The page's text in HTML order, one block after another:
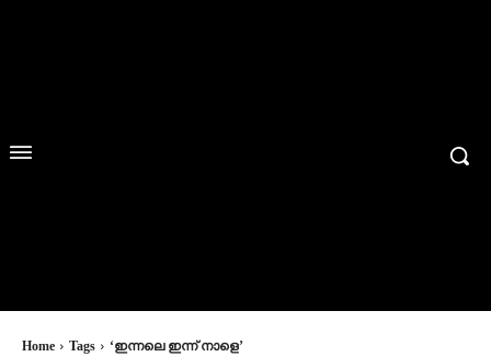
Home Tags ‘ഇന്നലെ ഇന്ന് നാളെ’